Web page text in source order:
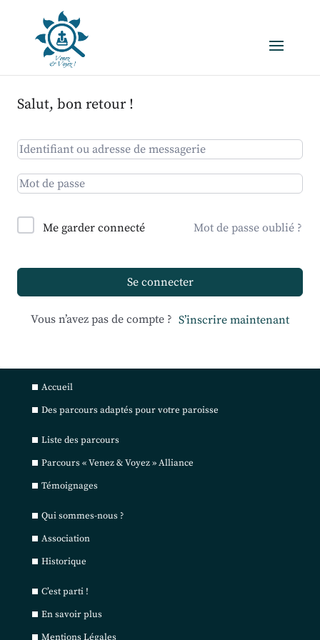
Salut, bon retour !
Me garder connecté Mot de passe oublié ?
Se connecter
Vous n’avez pas de compte ? S’inscrire maintenant
Accueil
Des parcours adaptés pour votre paroisse
Liste des parcours
Parcours « Venez & Voyez » Alliance
Témoignages
Qui sommes-nous ?
Association
Historique
C’est parti !
En savoir plus
Mentions Légales